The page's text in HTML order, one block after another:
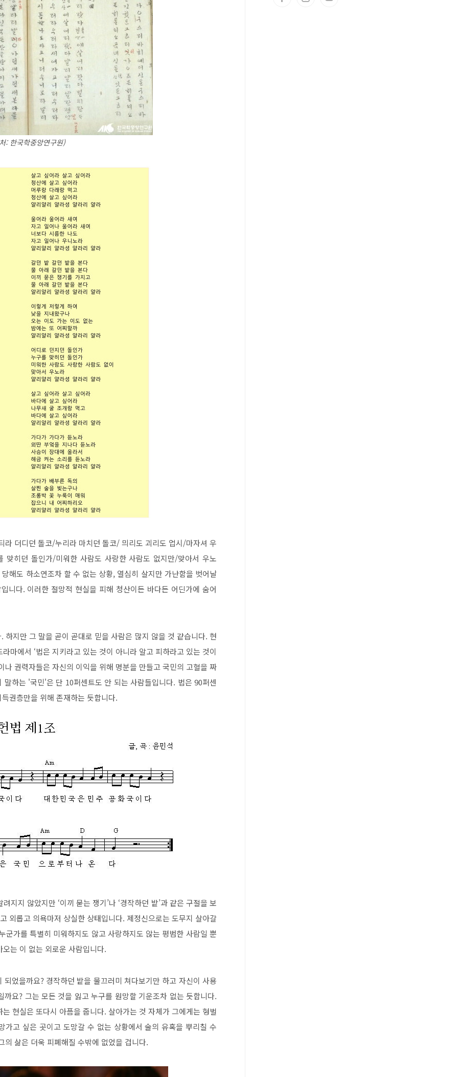
: 한국학중앙연구원)
더디던 돌코/누리라 마치던 돌코/ 믜리도 괴리도 업시/마자셔 우
맞히던 돌인가/미워한 사람도 사랑한 사람도 없지만/맞아서 우노
해도 하소연조차 할 수 없는 상황, 열심히 살지만 가난함을 벗어날
니다. 이러한 절망적 현실을 피해 청산이든 바다든 어딘가에 숨어
지만 그 말을 곧이 곧대로 믿을 사람은 많지 않을 것 같습니다. 현
마에서 ‘법은 지키라고 있는 것이 아니라 알고 피하라고 있는 것이
나 권력자들은 자신의 이익을 위해 명분을 만들고 국민의 고혈을 짜
하는 '국민'은 단 10퍼센트도 안 되는 사람들입니다. 법은 90퍼센
권층만을 위해 존재하는 듯합니다.
지지 않았지만 ‘이끼 묻는 쟁기’나 ‘경작하던 밭’과 같은 구절을 보
외롭고 의욕마저 상실한 상태입니다. 제정신으로는 도무지 살아갈
가를 특별히 미워하지도 않고 사랑하지도 않는 평범한 사람일 뿐
는 이 없는 외로운 사람입니다.
었을까요? 경작하던 밭을 물끄러미 쳐다보기만 하고 자신이 사용
요? 그는 모든 것을 잃고 누구를 원망할 기운조차 없는 듯합니다.
현실은 또다시 아픔을 줍니다. 살아가는 것 자체가 그에게는 형벌
가고 싶은 곳이고 도망갈 수 없는 상황에서 술의 유혹을 뿌리칠 수
삶은 더욱 피폐해질 수밖에 없었을 겁니다.